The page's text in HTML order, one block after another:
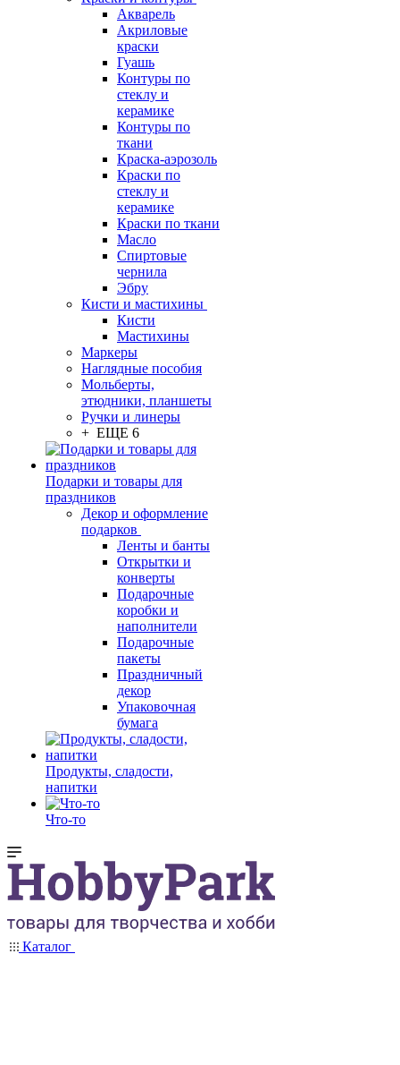
Акварель
Акриловые
краски
Гуашь
Контуры по
стеклу и
керамике
Контуры по
ткани
Краска-аэрозоль
Краски по
стеклу и
керамике
Краски по ткани
Масло
Спиртовые
чернила
Эбру
Кисти и мастихины
Кисти
Мастихины
Маркеры
Наглядные пособия
Мольберты,
этюдники, планшеты
Ручки и линеры
+ ЕЩЕ 6
Подарки и товары для
праздников
Декор и оформление
подарков
Ленты и банты
Открытки и
конверты
Подарочные
коробки и
наполнители
Подарочные
пакеты
Праздничный
декор
Упаковочная
бумага
Продукты, сладости,
напитки
Что-то
Каталог